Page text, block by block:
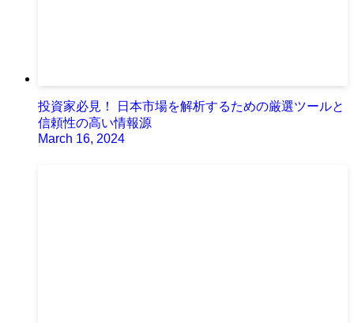
投資家必見！ 日本市場を解析するための厳選ツールと
信頼性の高い情報源
March 16, 2024